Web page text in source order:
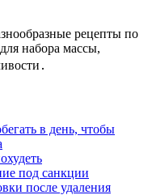
рецепты по
набора массы,
в день, чтобы
под санкции
после удаления